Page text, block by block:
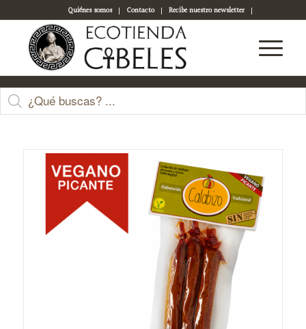
Quiénes somos Contacto
Recibe nuestro newsletter
Acceso a tu cuenta
Tienda